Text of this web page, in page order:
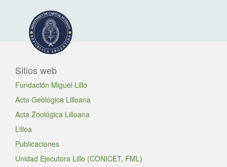
Sitios web
Fundación Miguel Lillo
Acta Geológica Lilloana
Acta Zoológica Lilloana
Lilloa
Publicaciones
Unidad Ejecutora Lillo (CONICET, FML)